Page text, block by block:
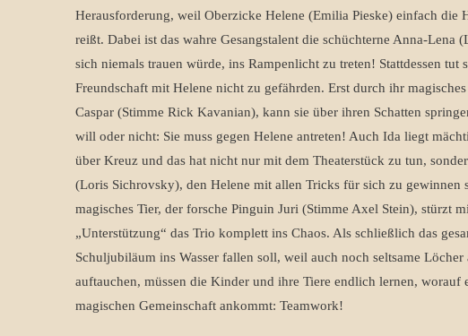
Herausforderung, weil Oberzicke Helene (Emilia Pieske) einfach die
reißt. Dabei ist das wahre Gesangstalent die schüchterne Anna-Lena
sich niemals trauen würde, ins Rampenlicht zu treten! Stattdessen tut
Freundschaft mit Helene nicht zu gefährden. Erst durch ihr
Caspar (Stimme Rick Kavanian), kann sie über ihren Schatten
will oder nicht: Sie muss gegen Helene antreten! Auch Ida liegt
über Kreuz und das hat nicht nur mit dem Theaterstück zu tun,
(Loris Sichrovsky), den Helene mit allen Tricks für sich zu gewinnen
magisches Tier, der forsche Pinguin Juri (Stimme Axel Stein), stürzt
„Unterstützung“ das Trio komplett ins Chaos. Als schließlich das
Schuljubiläum ins Wasser fallen soll, weil auch noch seltsame
auftauchen, müssen die Kinder und ihre Tiere endlich lernen, worauf
magischen Gemeinschaft ankommt: Teamwork!